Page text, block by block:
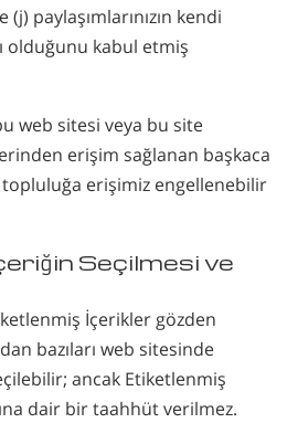
(j) paylaşımlarınızın kendi
olduğunu kabul etmiş
web sitesi veya bu site
erişim sağlanan başkaca
erişimiz engellenebilir
Seçilmesi ve
İçerikler gözden
bazıları web sitesinde
ancak Etiketlenmiş
dair bir taahhüt verilmez.